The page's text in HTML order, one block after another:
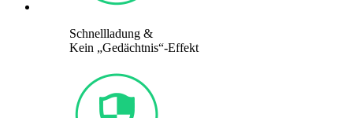
Schnellladung &
Kein „Gedächtnis“-Effekt